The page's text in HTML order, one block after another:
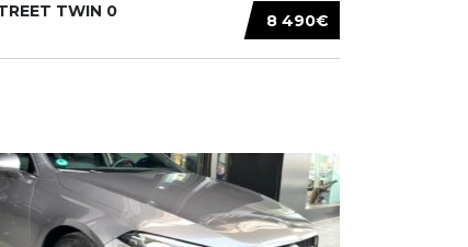
8 490€
TWIN 0